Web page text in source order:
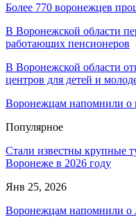
Более 770 воронежцев
В Воронежской области
работающих пенсионеров
В Воронежской области
центров для детей и
Воронежцам напомнили
Популярное
Стали известны крупные
Воронеже в 2026 году
Янв 25, 2026
Воронежцам напомнили о